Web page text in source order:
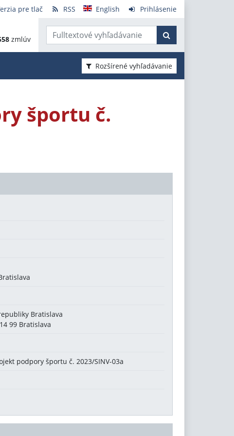
pre tlač RSS English Prihlásenie
zmlúv
Rozšírené vyhľadávanie
športu č.
Bratislava
99 Bratislava
podpory športu č. 2023/SINV-03a